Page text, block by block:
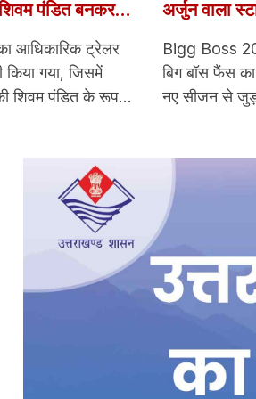
पंडित बनकर
आधिकारिक ट्रेलर
किया गया, जिसमें
शिवम पंडित के रूप में
लगभग दो दशक बीत
अर्जुन वाला
के होश; नए
फाइनल
Bigg Boss
बिग बॉस फैंस
नए सीजन से
दिया है। बिग
सितंबर से शुरु